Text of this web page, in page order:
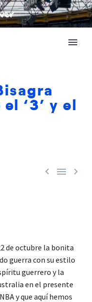
‘3’ y el
  
de octubre la bonita
guerra con su estilo
guerrero y la
en el presente
y que aquí hemos